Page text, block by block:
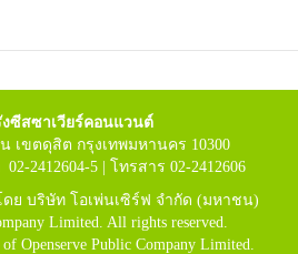
ซีสซาเวียร์คอนแวนต์
เขตดุสิต กรุงเทพมหานคร 10300
2412604-5 | โทรสาร 02-2412606
ย บริษัท โอเพ่นเซิร์ฟ จำกัด (มหาชน)
Limited. All rights reserved.
Openserve Public Company Limited.